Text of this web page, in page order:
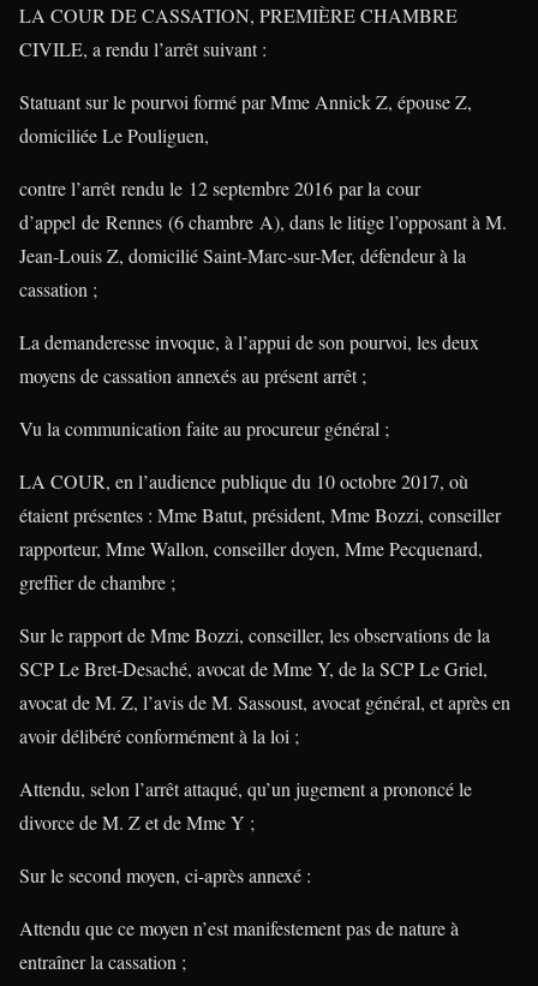
LA COUR DE CASSATION, PREMIÈRE CHAMBRE
CIVILE, a rendu l’arrêt suivant :
Statuant sur le pourvoi formé par Mme Annick Z, épouse Z,
domiciliée Le Pouliguen,
contre l’arrêt rendu le 12 septembre 2016 par la cour
d’appel de Rennes (6 chambre A), dans le litige l’opposant à M.
Jean-Louis Z, domicilié Saint-Marc-sur-Mer, défendeur à la
cassation ;
La demanderesse invoque, à l’appui de son pourvoi, les deux
moyens de cassation annexés au présent arrêt ;
Vu la communication faite au procureur général ;
LA COUR, en l’audience publique du 10 octobre 2017, où
étaient présentes : Mme Batut, président, Mme Bozzi, conseiller
rapporteur, Mme Wallon, conseiller doyen, Mme Pecquenard,
greffier de chambre ;
Sur le rapport de Mme Bozzi, conseiller, les observations de la
SCP Le Bret-Desaché, avocat de Mme Y, de la SCP Le Griel,
avocat de M. Z, l’avis de M. Sassoust, avocat général, et après en
avoir délibéré conformément à la loi ;
Attendu, selon l’arrêt attaqué, qu’un jugement a prononcé le
divorce de M. Z et de Mme Y ;
Sur le second moyen, ci-après annexé :
Attendu que ce moyen n’est manifestement pas de nature à
entraîner la cassation ;